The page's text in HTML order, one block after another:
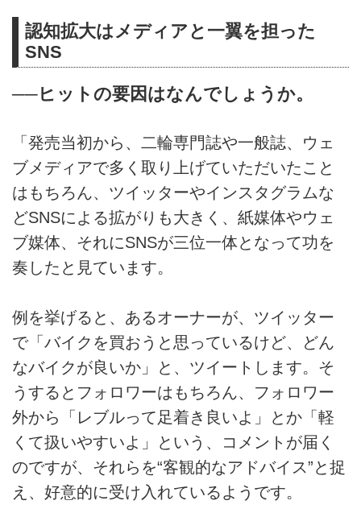
認知拡大はメディアと一翼を担った
SNS
──ヒットの要因はなんでしょうか。
「発売当初から、二輪専門誌や一般誌、ウェ
ブメディアで多く取り上げていただいたこと
はもちろん、ツイッターやインスタグラムな
どSNSによる拡がりも大きく、紙媒体やウェ
ブ媒体、それにSNSが三位一体となって功を
奏したと見ています。
例を挙げると、あるオーナーが、ツイッター
で「バイクを買おうと思っているけど、どん
なバイクが良いか」と、ツイートします。そ
うするとフォロワーはもちろん、フォロワー
外から「レブルって足着き良いよ」とか「軽
くて扱いやすいよ」という、コメントが届く
のですが、それらを“客観的なアドバイス”と捉
え、好意的に受け入れているようです。